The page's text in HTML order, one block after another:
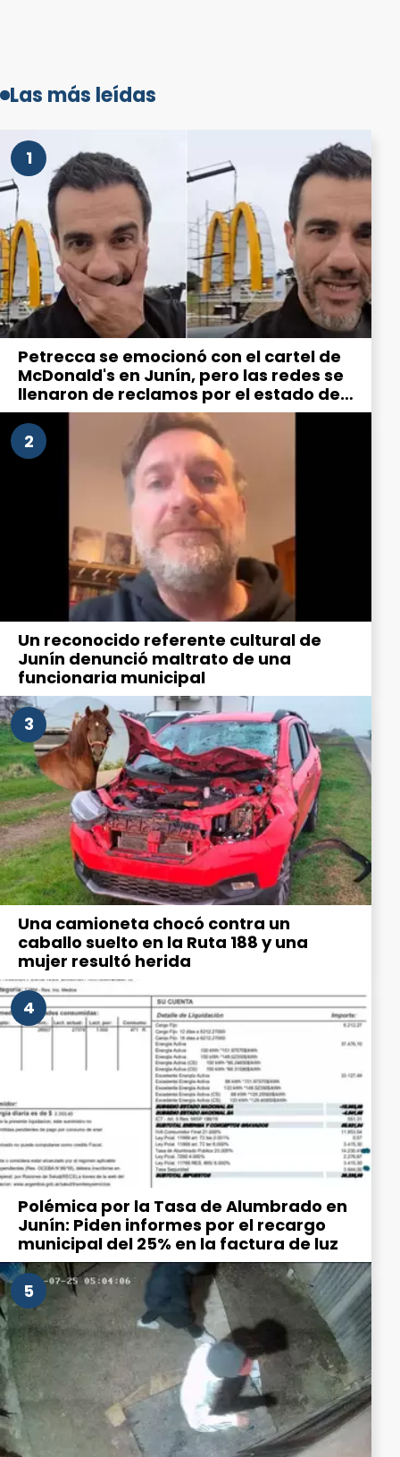
Las más leídas
1
Petrecca se emocionó con el cartel de
McDonald's en Junín, pero las redes se
llenaron de reclamos por el estado de
la ciudad
2
Un reconocido referente cultural de
Junín denunció maltrato de una
funcionaria municipal
3
Una camioneta chocó contra un
caballo suelto en la Ruta 188 y una
mujer resultó herida
4
Polémica por la Tasa de Alumbrado en
Junín: Piden informes por el recargo
municipal del 25% en la factura de luz
5